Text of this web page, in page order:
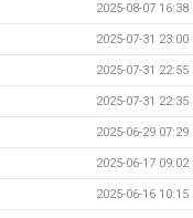
2025-08-07 16:38
2025-07-31 23:00
2025-07-31 22:55
2025-07-31 22:35
2025-06-29 07:29
2025-06-17 09:02
2025-06-16 10:15